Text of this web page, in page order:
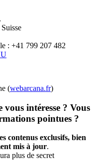
: +41 799 207 482
(webarcana.fr)
intéresse ? Vous
pointues ?
contenus exclusifs, bien
mis à jour.
plus de secret